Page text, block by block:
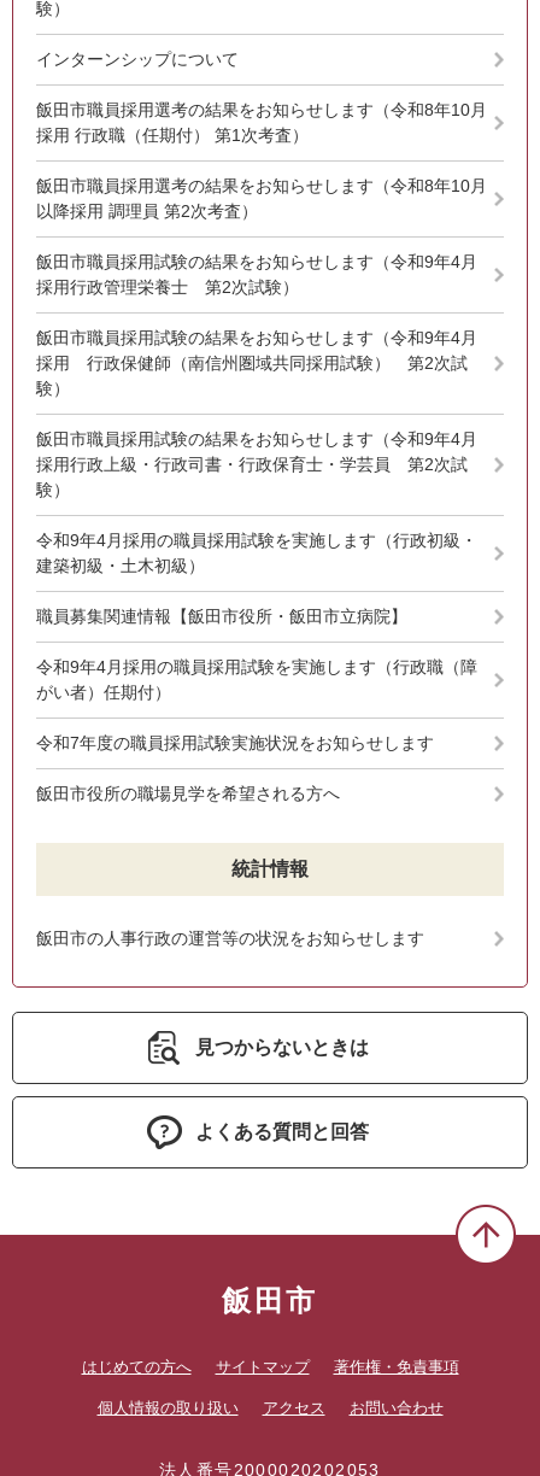
験）
インターンシップについて
飯田市職員採用選考の結果をお知らせします（令和8年10月
採用 行政職（任期付） 第1次考査）
飯田市職員採用選考の結果をお知らせします（令和8年10月
以降採用 調理員 第2次考査）
飯田市職員採用試験の結果をお知らせします（令和9年4月
採用行政管理栄養士 第2次試験）
飯田市職員採用試験の結果をお知らせします（令和9年4月
採用 行政保健師（南信州圏域共同採用試験） 第2次試
験）
飯田市職員採用試験の結果をお知らせします（令和9年4月
採用行政上級・行政司書・行政保育士・学芸員 第2次試
験）
令和9年4月採用の職員採用試験を実施します（行政初級・
建築初級・土木初級）
職員募集関連情報【飯田市役所・飯田市立病院】
令和9年4月採用の職員採用試験を実施します（行政職（障
がい者）任期付）
令和7年度の職員採用試験実施状況をお知らせします
飯田市役所の職場見学を希望される方へ
統計情報
飯田市の人事行政の運営等の状況をお知らせします
見つからないときは
よくある質問と回答
飯田市
はじめての方へ サイトマップ 著作権・免責事項
個人情報の取り扱い アクセス お問い合わせ
法人番号2000020202053